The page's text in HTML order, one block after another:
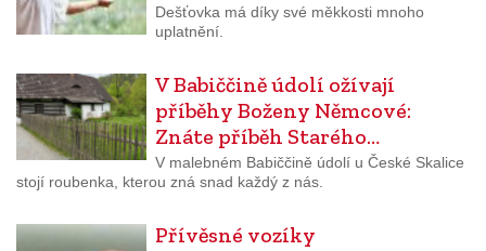
Dešťovka má díky své měkkosti mnoho
uplatnění.
V Babiččině údolí ožívají
příběhy Boženy Němcové:
Znáte příběh Starého…
V malebném Babiččině údolí u České Skalice
stojí roubenka, kterou zná snad každý z nás.
Přívěsné vozíky